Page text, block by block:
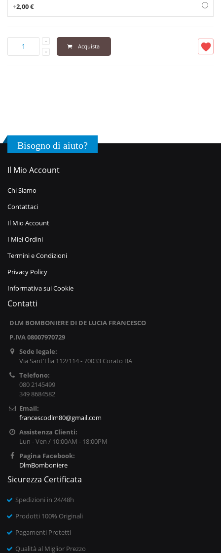
+2,00 €
Acquista
Bisogno di aiuto?
Il Mio Account
Chi Siamo
Contattaci
Il Mio Account
I Miei Ordini
Termini e Condizioni
Privacy Policy
Informativa sui Cookie
Contatti
DLM BOMBONIERE DI DE LUCIA FRANCESCO
P.IVA 08007970729
Sede legale:
Via Sant'Elia 112/114 - 70033 Corato BA
Telefono:
080 2145499
349 8684582
Email:
francescodlm80@gmail.com
Assistenza Clienti:
Lun - Ven / 10:00AM - 18:00PM
Pagina Facebook:
DlmBomboniere
Sicurezza Certificata
Spedizioni in 24/48h
Prodotti 100% Originali
Pagamenti Protetti
Qualità al Miglior Prezzo